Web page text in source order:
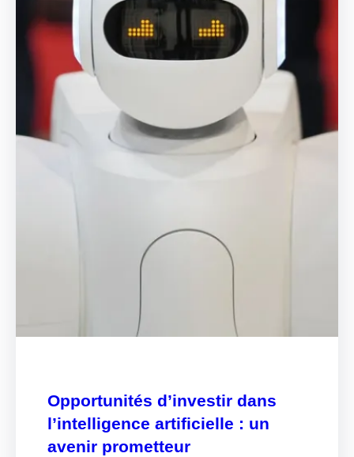
Opportunités d’investir dans
l’intelligence artificielle : un
avenir prometteur